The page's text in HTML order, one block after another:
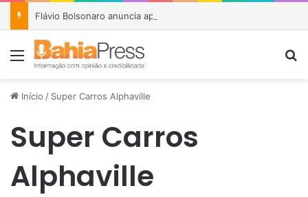
Menu
Início / Super Carros Alphaville
Super Carros
Alphaville